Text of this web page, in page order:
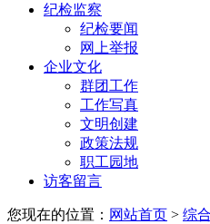
纪检监察
纪检要闻
网上举报
企业文化
群团工作
工作写真
文明创建
政策法规
职工园地
访客留言
您现在的位置：​​​​ 网站首页 > 综